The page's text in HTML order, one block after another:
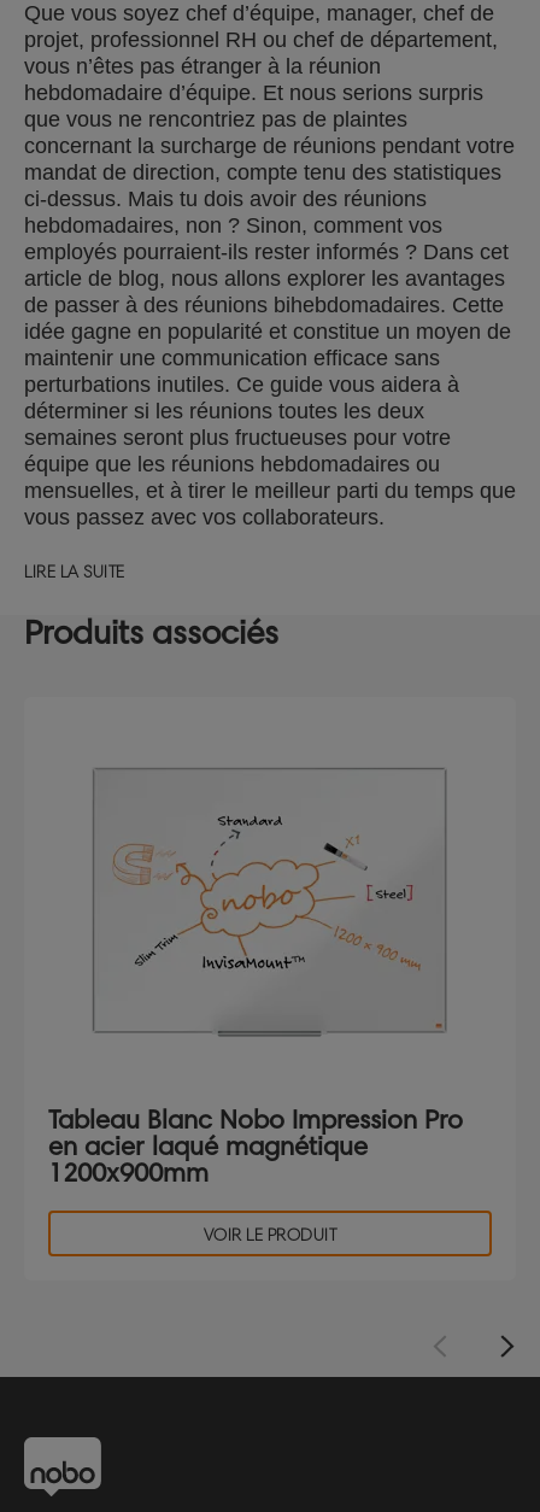
Que vous soyez chef d’équipe, manager, chef de
projet, professionnel RH ou chef de département,
vous n’êtes pas étranger à la réunion
hebdomadaire d’équipe. Et nous serions surpris
que vous ne rencontriez pas de plaintes
concernant la surcharge de réunions pendant votre
mandat de direction, compte tenu des statistiques
ci-dessus. Mais tu dois avoir des réunions
hebdomadaires, non ? Sinon, comment vos
employés pourraient-ils rester informés ? Dans cet
article de blog, nous allons explorer les avantages
de passer à des réunions bihebdomadaires. Cette
idée gagne en popularité et constitue un moyen de
maintenir une communication efficace sans
perturbations inutiles. Ce guide vous aidera à
déterminer si les réunions toutes les deux
semaines seront plus fructueuses pour votre
équipe que les réunions hebdomadaires ou
mensuelles, et à tirer le meilleur parti du temps que
vous passez avec vos collaborateurs.
LIRE LA SUITE
Produits associés
Tableau Blanc Nobo Impression Pro
en acier laqué magnétique
1200x900mm
VOIR LE PRODUIT